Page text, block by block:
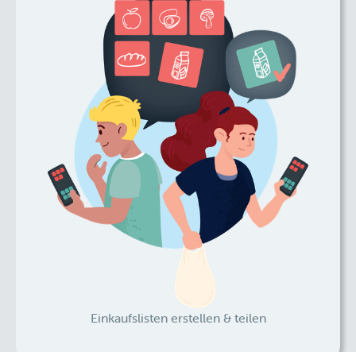
Einkaufslisten erstellen & teilen